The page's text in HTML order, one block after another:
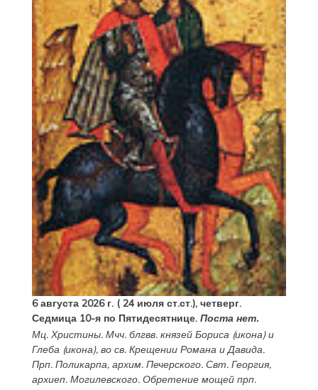
6 августа 2026 г. ( 24 июля ст.ст.), четверг.
Седмица 10-я по Пятидесятнице. Поста нет.
Мц. Христины. Мчч. блгвв. князей Бориса(икона) и
Глеба(икона), во св. Крещении Романа и Давида.
Прп. Поликарпа, архим. Печерского. Свт. Георгия,
архиеп. Могилевского. Обретение мощей прп.